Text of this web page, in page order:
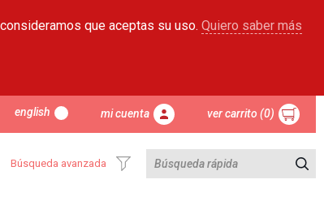
que aceptas su uso. Quiero saber más
english mi cuenta ver carrito (0)
Búsqueda avanzada